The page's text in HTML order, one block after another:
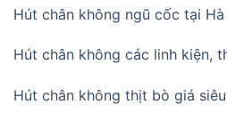
Hút chân không ngũ cốc tại
Hút chân không các linh kiện,
Hút chân không thịt bò giá